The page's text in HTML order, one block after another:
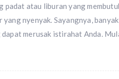
padat atau liburan yang
yang nyenyak. Sayangnya,
merusak istirahat Anda.